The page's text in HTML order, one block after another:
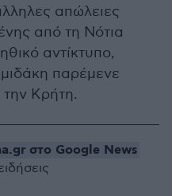
απώλειες
από τη Νότια
αντίκτυπο,
παρέμενε
Κρήτη.
στο Google News